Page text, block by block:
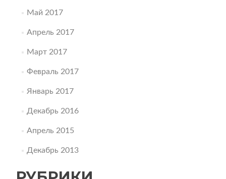
Май 2017
Апрель 2017
Март 2017
Февраль 2017
Январь 2017
Декабрь 2016
Апрель 2015
Декабрь 2013